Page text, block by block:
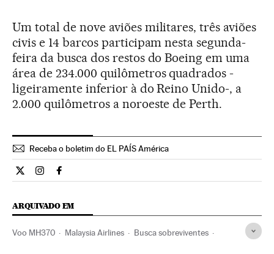
Um total de nove aviões militares, três aviões
civis e 14 barcos participam nesta segunda-
feira da busca dos restos do Boeing em uma
área de 234.000 quilômetros quadrados -
ligeiramente inferior à do Reino Unido-, a
2.000 quilômetros a noroeste de Perth.
Receba o boletim do EL PAÍS América
Internacional El País Brasil en Twitter
Internacional El País Brasil en Instagram
Internacional El País Brasil en Facebook
ARQUIVADO EM
Voo MH370 Malaysia Airlines Busca sobreviventes